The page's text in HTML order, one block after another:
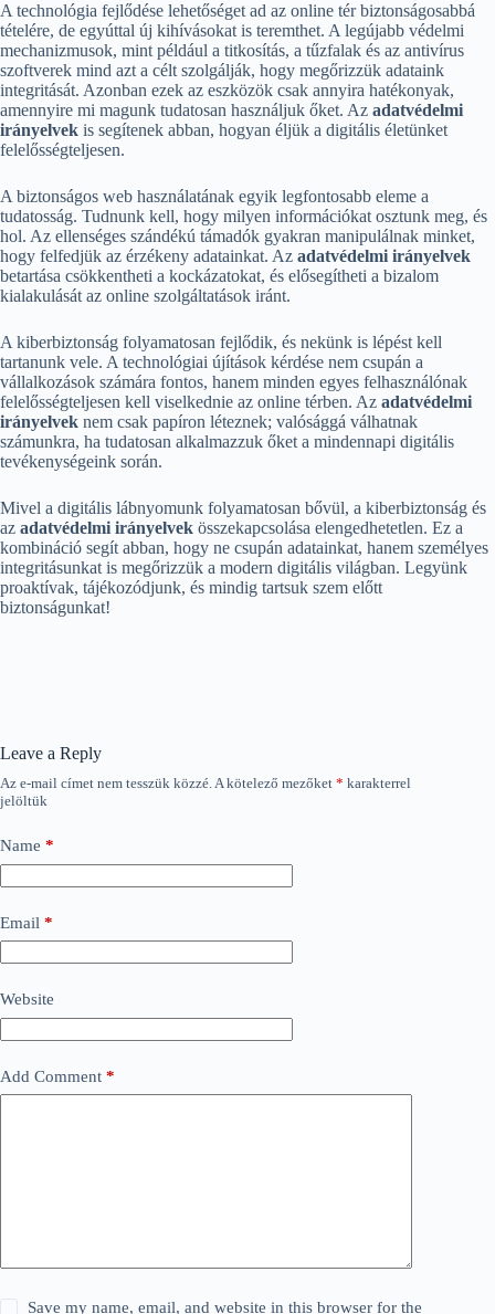
A technológia fejlődése lehetőséget ad az online tér biztonságosabbá
tételére, de egyúttal új kihívásokat is teremthet. A legújabb védelmi
mechanizmusok, mint például a titkosítás, a tűzfalak és az antivírus
szoftverek mind azt a célt szolgálják, hogy megőrizzük adataink
integritását. Azonban ezek az eszközök csak annyira hatékonyak,
amennyire mi magunk tudatosan használjuk őket. Az adatvédelmi
irányelvek is segítenek abban, hogyan éljük a digitális életünket
felelősségteljesen.
A biztonságos web használatának egyik legfontosabb eleme a
tudatosság. Tudnunk kell, hogy milyen információkat osztunk meg, és
hol. Az ellenséges szándékú támadók gyakran manipulálnak minket,
hogy felfedjük az érzékeny adatainkat. Az adatvédelmi irányelvek
betartása csökkentheti a kockázatokat, és elősegítheti a bizalom
kialakulását az online szolgáltatások iránt.
A kiberbiztonság folyamatosan fejlődik, és nekünk is lépést kell
tartanunk vele. A technológiai újítások kérdése nem csupán a
vállalkozások számára fontos, hanem minden egyes felhasználónak
felelősségteljesen kell viselkednie az online térben. Az adatvédelmi
irányelvek nem csak papíron léteznek; valósággá válhatnak
számunkra, ha tudatosan alkalmazzuk őket a mindennapi digitális
tevékenységeink során.
Mivel a digitális lábnyomunk folyamatosan bővül, a kiberbiztonság és
az adatvédelmi irányelvek összekapcsolása elengedhetetlen. Ez a
kombináció segít abban, hogy ne csupán adatainkat, hanem személyes
integritásunkat is megőrizzük a modern digitális világban. Legyünk
proaktívak, tájékozódjunk, és mindig tartsuk szem előtt
biztonságunkat!
Leave a Reply
Az e-mail címet nem tesszük közzé.A kötelező mezőket * karakterrel
jelöltük
Name *
Email *
Website
Add Comment *
Save my name, email, and website in this browser for the